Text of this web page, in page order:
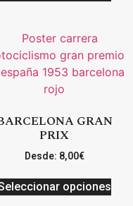
GRAN
PRIX
Desde: 8,00€
opciones